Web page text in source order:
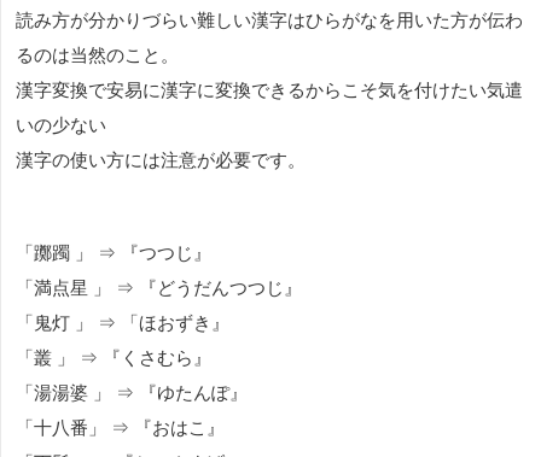
読み方が分かりづらい難しい漢字はひらがなを用いた方が伝わ
るのは当然のこと。
漢字変換で安易に漢字に変換できるからこそ気を付けたい気遣
いの少ない
漢字の使い方には注意が必要です。
「躑躅 」 ⇒ 『つつじ』
「満点星 」 ⇒ 『どうだんつつじ』
「鬼灯 」 ⇒ 「ほおずき』
「叢 」 ⇒ 『くさむら』
「湯湯婆 」 ⇒ 『ゆたんぽ』
「十八番」 ⇒ 『おはこ』